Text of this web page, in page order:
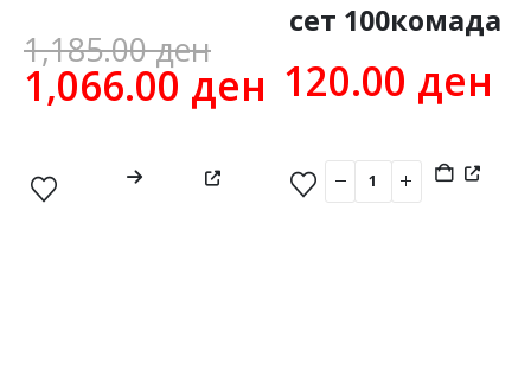
1,185.00ден Original
price
1,185.00 ден.
1,066.00 ден
Current
price
is:
сет 100комада
120.00 ден